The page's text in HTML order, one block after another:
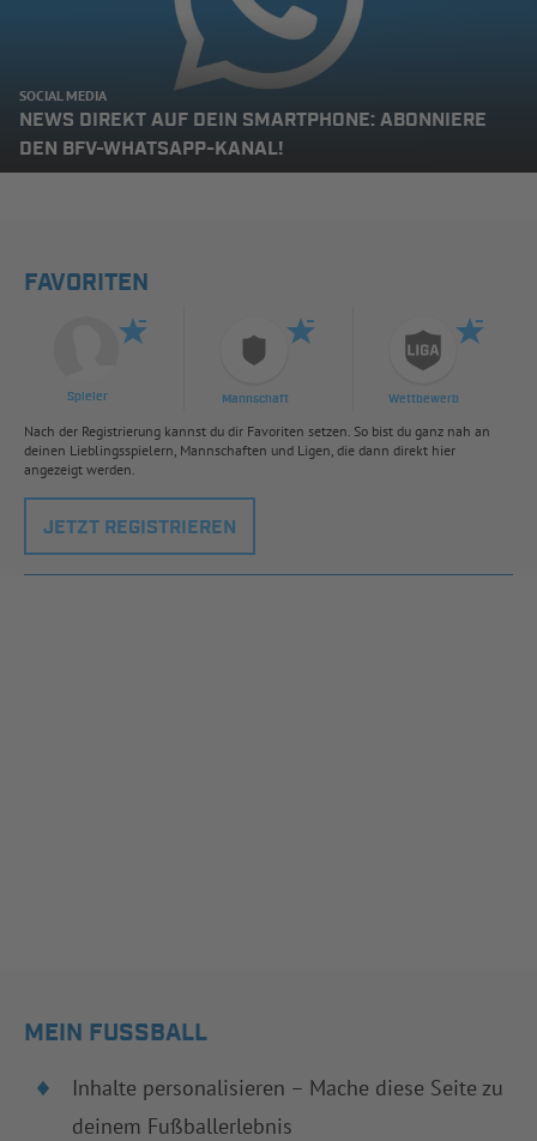
SOCIAL MEDIA
NEWS DIREKT AUF DEIN SMARTPHONE: ABONNIERE
DEN BFV-WHATSAPP-KANAL!
FAVORITEN
Spieler Mannschaft Wettbewerb
Nach der Registrierung kannst du dir Favoriten setzen. So bist du ganz nah an
deinen Lieblingsspielern, Mannschaften und Ligen, die dann direkt hier
angezeigt werden.
JETZT REGISTRIEREN
MEIN FUSSBALL
Inhalte personalisieren – Mache diese Seite zu
deinem Fußballerlebnis